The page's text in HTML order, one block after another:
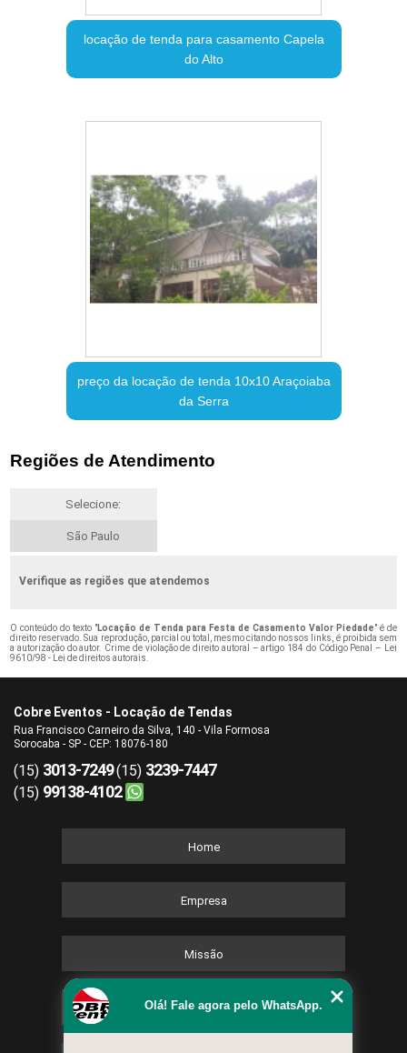
locação de tenda para casamento Capela
do Alto
preço da locação de tenda 10x10 Araçoiaba
da Serra
Regiões de Atendimento
Selecione:
São Paulo
Verifique as regiões que atendemos
O conteúdo do texto "Locação de Tenda para Festa de Casamento Valor Piedade" é de
direito reservado. Sua reprodução, parcial ou total, mesmo citando nossos links, é proibida sem
a autorização do autor. Crime de violação de direito autoral – artigo 184 do Código Penal – Lei
9610/98 - Lei de direitos autorais.
Cobre Eventos - Locação de Tendas
Rua Francisco Carneiro da Silva, 140 - Vila Formosa
Sorocaba - SP - CEP: 18076-180
(15) 3013-7249(15) 3239-7447
(15) 99138-4102
Home
Empresa
Missão
Serviços
Olá! Fale agora pelo WhatsApp.